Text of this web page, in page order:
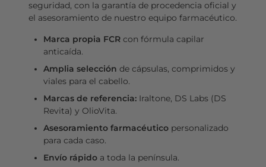
seguridad, con la garantía de procedencia oficial y
el asesoramiento de nuestro equipo farmacéutico.
Marca propia FCRcon fórmula capilar
anticaída.
Amplia selección de cápsulas, comprimidos y
viales para el cabello.
Marcas de referencia:Iraltone, DS Labs (DS
Revita) y OlioVita.
Asesoramiento farmacéuticopersonalizado
para cada caso.
Envío rápidoa toda la península.